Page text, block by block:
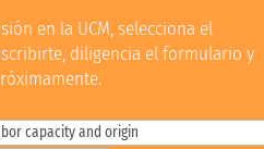
en la UCM, selecciona el
diligencia el formulario y